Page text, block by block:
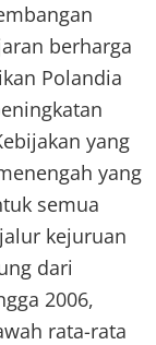
berharga
Polandia
yang
yang
semua
kejuruan
dari
2006,
rata-rata